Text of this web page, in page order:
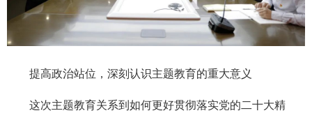
提高政治站位，深刻认识主题教育的重大意义
这次主题教育关系到如何更好贯彻落实党的二十大精